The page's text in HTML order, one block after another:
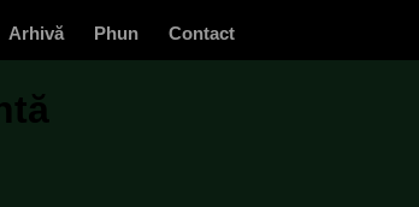
Arhivă Phun Contact